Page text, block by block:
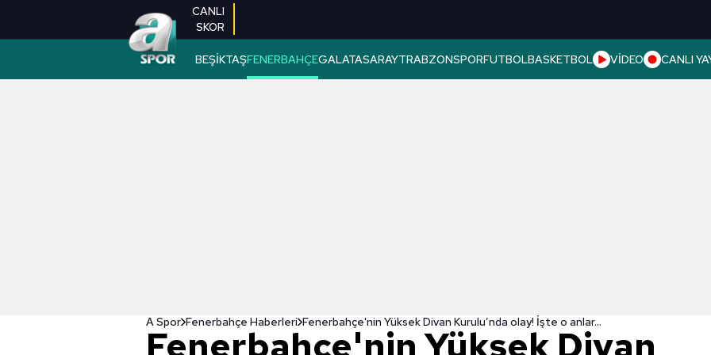
CANLI
SKOR
BEŞİKTAŞFENERBAHÇEGALATASARAYTRABZONSPORFUTBOLBASKETBOL VİDEO CANLI
A Spor Fenerbahçe Haberleri Fenerbahçe'nin Yüksek Divan Kurulu’nda olay! İşte o anlar...
Fenerbahçe'nin Yüksek Divan